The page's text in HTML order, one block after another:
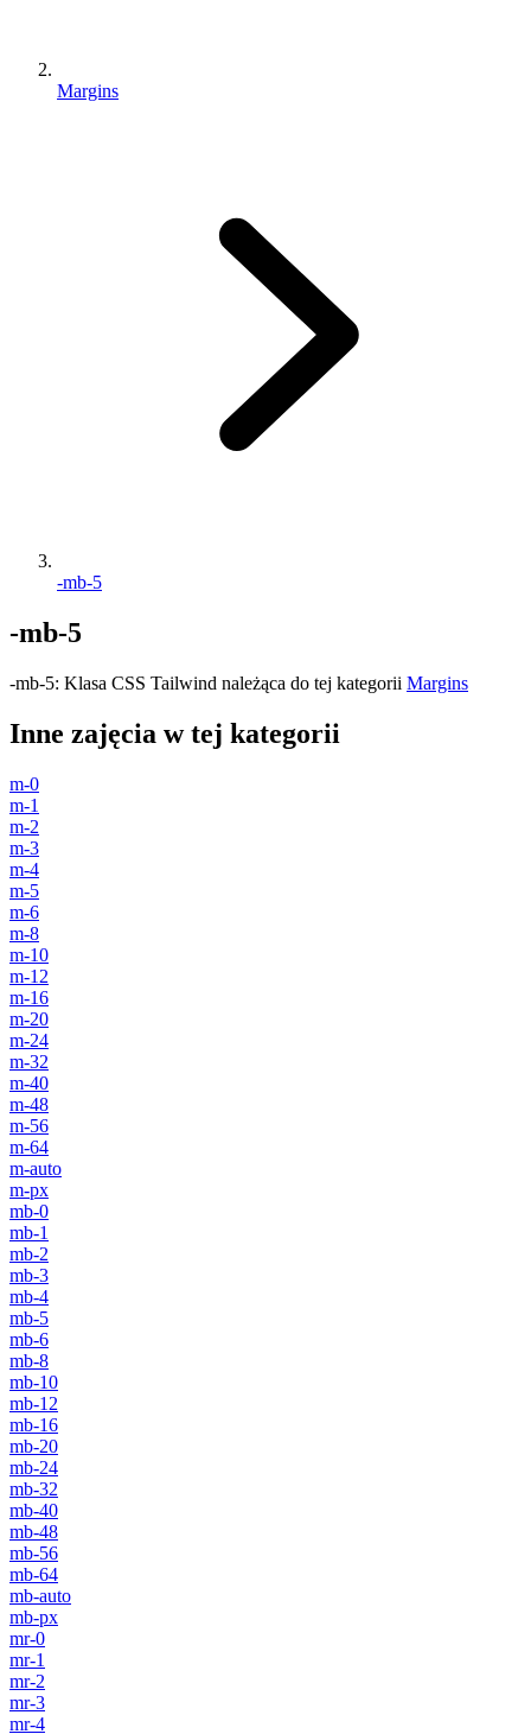
Margins
-mb-5
-mb-5
-mb-5: Klasa CSS Tailwind należąca do tej kategorii Margins
Inne zajęcia w tej kategorii
m-0
m-1
m-2
m-3
m-4
m-5
m-6
m-8
m-10
m-12
m-16
m-20
m-24
m-32
m-40
m-48
m-56
m-64
m-auto
m-px
mb-0
mb-1
mb-2
mb-3
mb-4
mb-5
mb-6
mb-8
mb-10
mb-12
mb-16
mb-20
mb-24
mb-32
mb-40
mb-48
mb-56
mb-64
mb-auto
mb-px
mr-0
mr-1
mr-2
mr-3
mr-4